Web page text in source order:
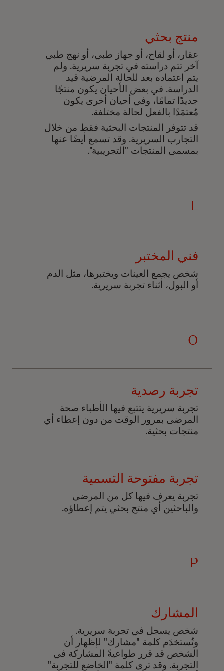
منتج بحثي
عقار، أو لقاح، أو جهاز طبي، أو نهج طبي
آخر تتم دراسته في تجربة سريرية. ولم
يتم اعتماده بعد للحالة المرضية قيد
الدراسة. في بعض الأحيان يكون منتجًا
جديدًا تمامًا، وفي أحيان أخرى يكون
مُعتمَدًا بالفعل لحالة مختلفة.
قد تتوفر المنتجات البحثية فقط من خلال
التجارب السريرية. وقد تسمع أيضًا عنها
بمسمى المنتجات "التجريبية".
L
فني المختبر
شخص يجمع العينات ويختبرها، مثل الدم
أو البول، أثناء تجربة سريرية.
O
تجربة رصدية
تجربة سريرية يتتبع فيها الأطباء صحة
المرضى بمرور الوقت من دون إعطاء أي
منتجات بحثية.
تجربة مفتوحة التسمية
تجربة يعرف فيها كل من المرضى
والباحثين أي منتج بحثي يتم إعطاؤه.
P
المشارك
شخص يسجل في تجربة سريرية.
وتُستخدَم كلمة "مشارك" لإظهار أن
الشخص قد قرر طواعيةً المشاركة في
التجربة. وقد ترى كلمة "الخاضع للتجربة"